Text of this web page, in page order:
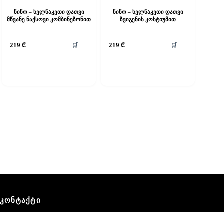
ნინო – ხელნაკეთი დათვი
მწვანე ნაქსოვი კომბინეზონით
219₾ 🛒
ნინო – ხელნაკეთი დათვი
ზვიგენის კოსტიუმით
219₾ 🛒
ᲙᲝᲜᲢᲐᲥᲢᲘ